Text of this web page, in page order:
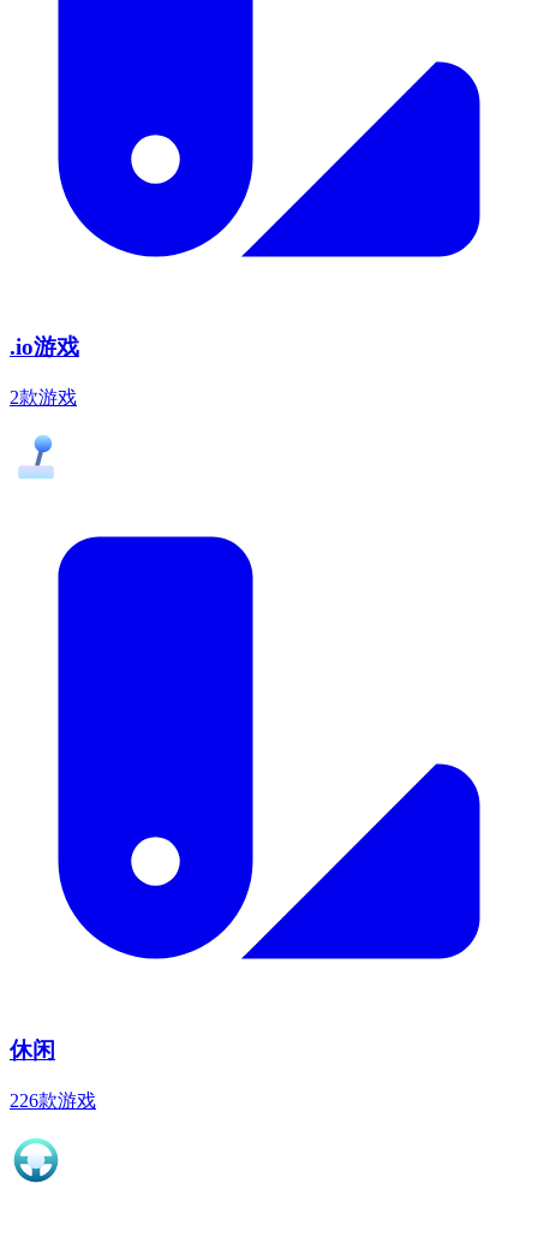
.io游戏
2款游戏
休闲
226款游戏